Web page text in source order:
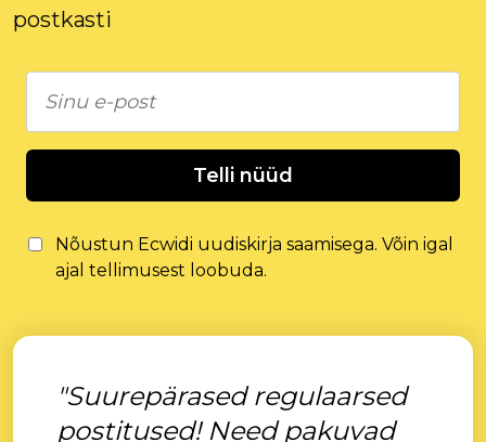
postkasti
Telli nüüd
Nõustun Ecwidi uudiskirja saamisega. Võin igal
ajal tellimusest loobuda.
"Suurepärased regulaarsed
postitused! Need pakuvad